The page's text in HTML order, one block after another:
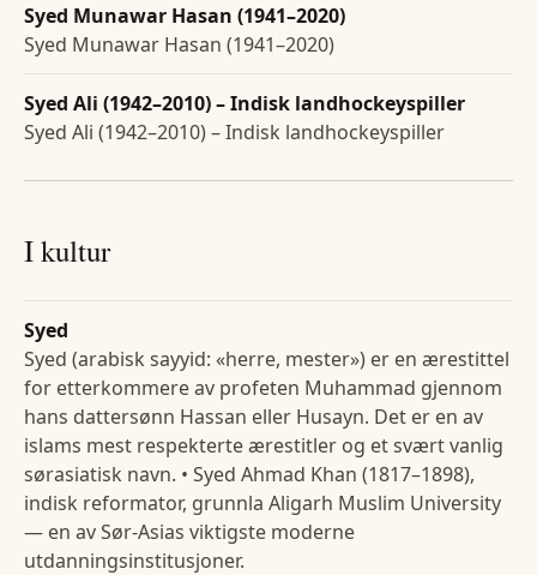
Syed Munawar Hasan (1941–2020)
Syed Munawar Hasan (1941–2020)
Syed Ali (1942–2010) – Indisk landhockeyspiller
Syed Ali (1942–2010) – Indisk landhockeyspiller
I kultur
Syed
Syed (arabisk sayyid: «herre, mester») er en ærestittel
for etterkommere av profeten Muhammad gjennom
hans dattersønn Hassan eller Husayn. Det er en av
islams mest respekterte ærestitler og et svært vanlig
sørasiatisk navn. • Syed Ahmad Khan (1817–1898),
indisk reformator, grunnla Aligarh Muslim University
— en av Sør-Asias viktigste moderne
utdanningsinstitusjoner.